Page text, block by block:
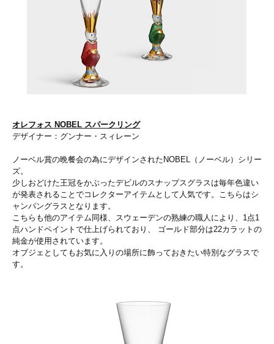
オレフォス NOBEL スパークリング
デザイナー：グンナー・スィレーン
ノーベル賞の晩餐会の為にデザインされたNOBEL（ノーベル）シリー
ズ。
少しおどけた王冠をかぶったデビルのスナップスグラスは毎年色違い
が発表されることでコレクターアイテムとして人気です。こちらはシ
ャンパングラスとなります。
こちらも他のアイテム同様、スウェーデンの熟練の職人により、1点1
点ハンドペイントで仕上げられており、 ゴールド部分は22カラットの
純金が使用されています。
オブジェとしてもお気に入りの場所に飾っておきたい特別なグラスで
す。